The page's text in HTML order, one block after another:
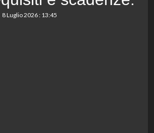
8 Luglio 2026 : 13:45